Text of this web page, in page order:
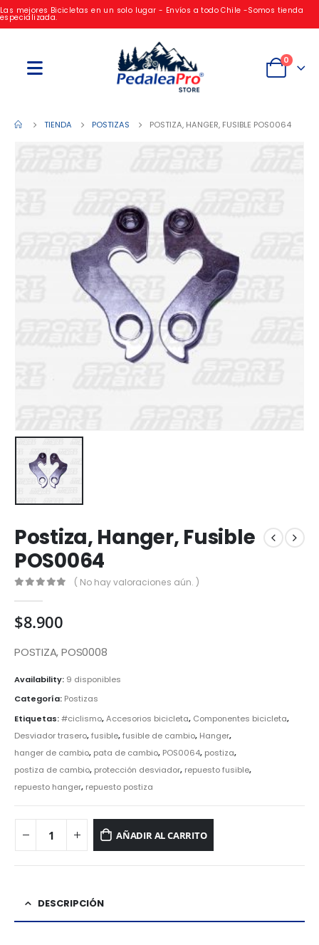
Las mejores Bicicletas en un solo lugar - Envíos a todo Chile -Somos tienda
especializada.
0
TIENDA POSTIZAS POSTIZA, HANGER, FUSIBLE POS0064
Postiza, Hanger, Fusible
POS0064
( No hay valoraciones aún. )
$8.900
POSTIZA, POS0008
Availability: 9 disponibles
Categoría: Postizas
Etiquetas:#ciclismo,Accesorios bicicleta, Componentes bicicleta,
Desviador trasero,fusible,fusible de cambio, Hanger,
hanger de cambio, pata de cambio, POS0064, postiza,
postiza de cambio, protección desviador, repuesto fusible,
repuesto hanger, repuesto postiza
AÑADIR AL CARRITO
DESCRIPCIÓN